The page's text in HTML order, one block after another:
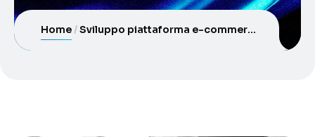
Home Sviluppo piattaforma e-commerce: requisiti, stack, costi e checklist